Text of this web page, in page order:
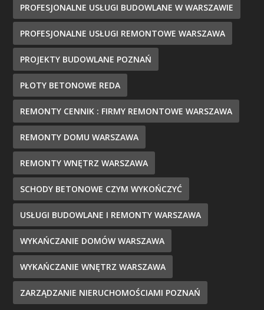
PROFESJONALNE USŁUGI BUDOWLANE W WARSZAWIE
PROFESJONALNE USŁUGI REMONTOWE WARSZAWA
PROJEKTY BUDOWLANE POZNAŃ
PŁOTY BETONOWE REDA
REMONTY CENNIK : FIRMY REMONTOWE WARSZAWA
REMONTY DOMU WARSZAWA
REMONTY WNĘTRZ WARSZAWA
SCHODY BETONOWE CZYM WYKOŃCZYĆ
USŁUGI BUDOWLANE I REMONTY WARSZAWA
WYKAŃCZANIE DOMÓW WARSZAWA
WYKAŃCZANIE WNĘTRZ WARSZAWA
ZARZĄDZANIE NIERUCHOMOŚCIAMI POZNAŃ